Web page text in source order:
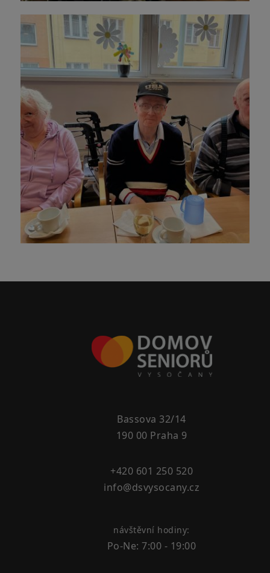
Bassova 32/14
190 00 Praha 9
+420 601 250 520
info@dsvysocany.cz
návštěvní hodiny:
Po-Ne: 7:00 - 19:00